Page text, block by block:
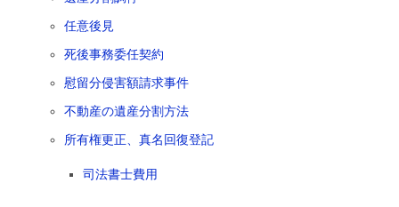
任意後見
死後事務委任契約
慰留分侵害額請求事件
不動産の遺産分割方法
所有権更正、真名回復登記
司法書士費用